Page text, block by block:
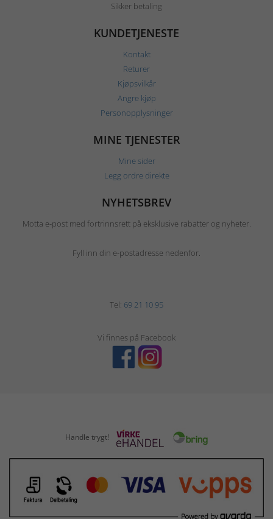
Sikker betaling
KUNDETJENESTE
Kontakt
Returer
Kjøpsvilkår
Angre kjøp
Personopplysninger
MINE TJENESTER
Mine sider
Legg ordre direkte
NYHETSBREV
Motta e-post med fortrinnsrett på eksklusive rabatter og nyheter.
Fyll inn din e-postadresse nedenfor.
Tel: 69 21 10 95
Vi finnes på Facebook
Handle trygt!